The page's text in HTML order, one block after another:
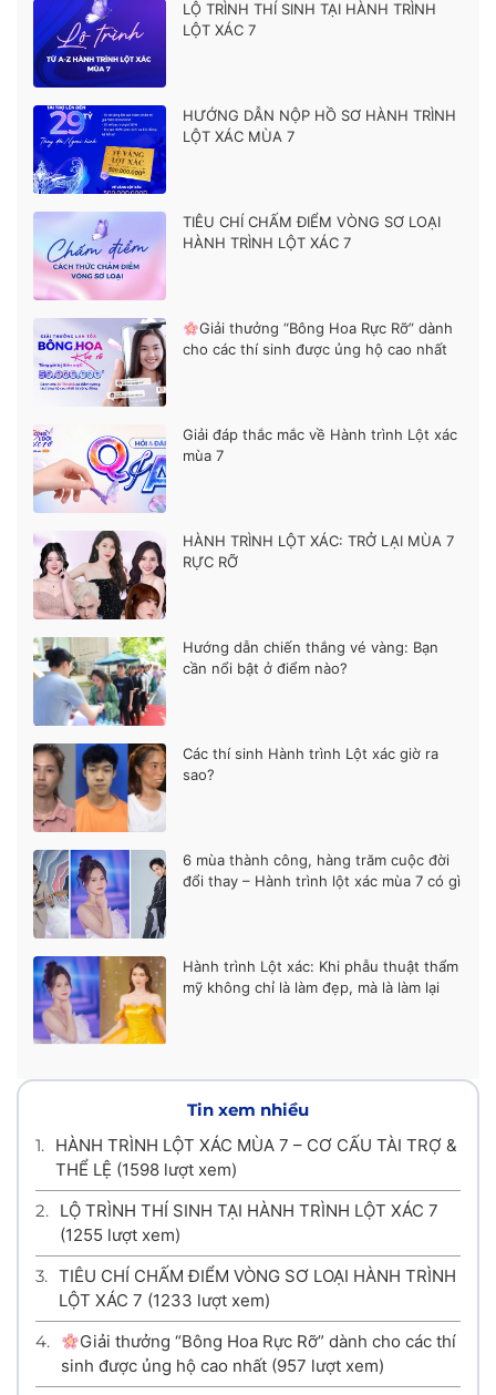
LỘ TRÌNH THÍ SINH TẠI HÀNH TRÌNH
LỘT XÁC 7
HƯỚNG DẪN NỘP HỒ SƠ HÀNH TRÌNH
LỘT XÁC MÙA 7
TIÊU CHÍ CHẤM ĐIỂM VÒNG SƠ LOẠI
HÀNH TRÌNH LỘT XÁC 7
Giải thưởng “Bông Hoa Rực Rỡ” dành
cho các thí sinh được ủng hộ cao nhất
Giải đáp thắc mắc về Hành trình Lột xác
mùa 7
HÀNH TRÌNH LỘT XÁC: TRỞ LẠI MÙA 7
RỰC RỠ
Hướng dẫn chiến thắng vé vàng: Bạn
cần nổi bật ở điểm nào?
Các thí sinh Hành trình Lột xác giờ ra
sao?
6 mùa thành công, hàng trăm cuộc đời
đổi thay – Hành trình lột xác mùa 7 có gì
Hành trình Lột xác: Khi phẫu thuật thẩm
mỹ không chỉ là làm đẹp, mà là làm lại
Tin xem nhiều
1. HÀNH TRÌNH LỘT XÁC MÙA 7 – CƠ CẤU TÀI TRỢ &
THỂ LỆ (1598 lượt xem)
2.
LỘ TRÌNH THÍ SINH TẠI HÀNH TRÌNH LỘT XÁC 7
(1255 lượt xem)
3. TIÊU CHÍ CHẤM ĐIỂM VÒNG SƠ LOẠI HÀNH TRÌNH
LỘT XÁC 7 (1233 lượt xem)
4.
Giải thưởng “Bông Hoa Rực Rỡ” dành cho các thí
sinh được ủng hộ cao nhất (957 lượt xem)